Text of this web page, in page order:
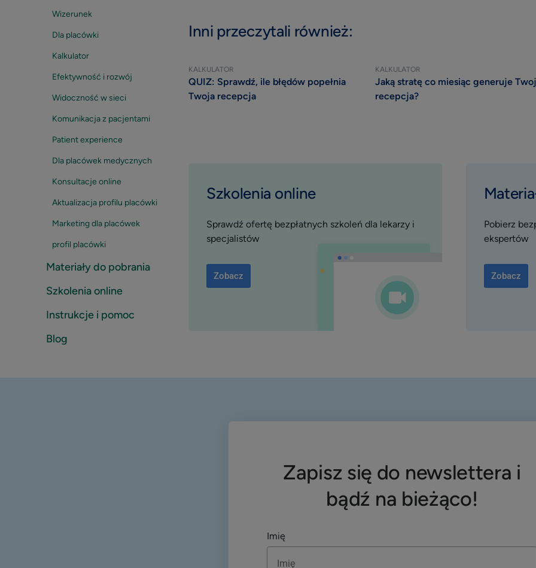
Wizerunek
Dla placówki
Kalkulator
Efektywność i rozwój
Widoczność w sieci
Komunikacja z pacjentami
Patient experience
Dla placówek medycznych
Konsultacje online
Aktualizacja profilu placówki
Marketing dla placówek
profil placówki
Materiały do pobrania
Szkolenia online
Instrukcje i pomoc
Blog
Inni przeczytali również:
KALKULATOR
QUIZ: Sprawdź, ile błędów popełnia
Twoja recepcja
KALKULATOR
Jaką stratę co miesiąc generuje
recepcja?
Szkolenia online
Sprawdź ofertę bezpłatnych szkoleń dla lekarzy i
specjalistów
Zobacz
Pobierz
ekspertów
Zobacz
Zapisz się do newslettera i
bądź na bieżąco!
Imię